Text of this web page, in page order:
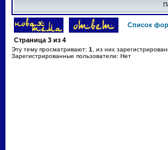
Список
Страница 3 из 4
Эту тему просматривают: 1
, из них
Зарегистрированные пользователи: Нет